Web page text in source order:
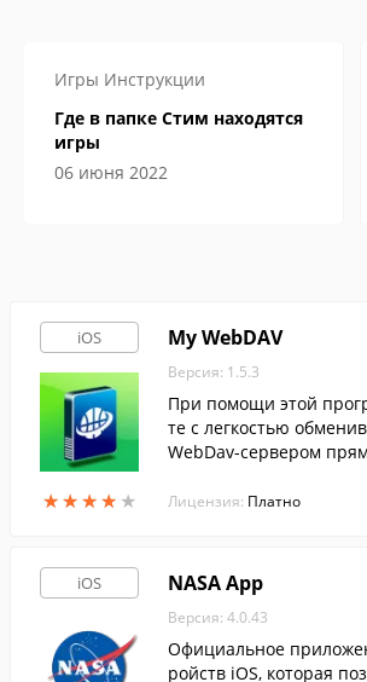
Игры Инструкции
Где в папке Стим находятся
игры
06 июня 2022
iOS
★★★★ ★
★★★★ ★
My WebDAV
Версия: 1.5.3
При помощи этой
те с легкостью
WebDav-сервером
Лицензия: Платно
iOS NASA App
Версия: 4.0.43
Официальное
ройств iOS, которая